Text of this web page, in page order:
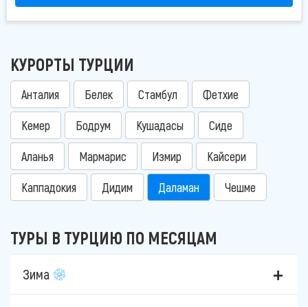
КУРОРТЫ ТУРЦИИ
Анталия Белек Стамбул Фетхие
Кемер Бодрум Кушадасы Сиде
Аланья Мармарис Измир Кайсери
Каппадокия Дидим Даламан Чешме
ТУРЫ В ТУРЦИЮ ПО МЕСЯЦАМ
Зима